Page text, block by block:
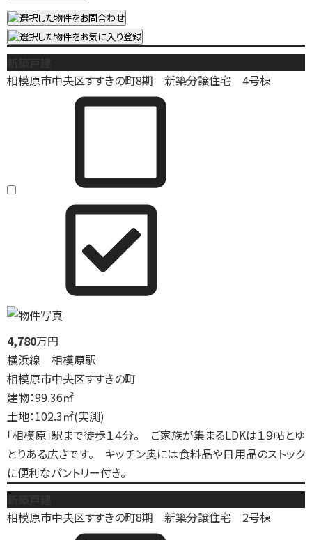
相模原市中央区すすきの町8期 新築分譲住宅 4号棟
4,780万円
横浜線 相模原駅
相模原市中央区すすきの町
建物：99.36㎡
土地：102.3㎡(実測)
「相模原」駅まで徒歩１４分。 ご家族が集まるLDKは１９帖とゆ
とりある広さです。 キッチン奥には食料品や日用品のストック
に便利なパントリー付き。
相模原市中央区すすきの町8期 新築分譲住宅 2号棟